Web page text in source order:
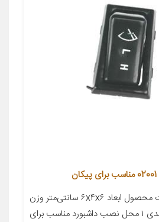
معرفی محصول جزئیات محصول ابعاد ۶x۴x۶ سانتی‌متر وزن
۲۵ گرم تعداد در بسته‌بندی ۱ محل نصب داشبورد مناسب برای